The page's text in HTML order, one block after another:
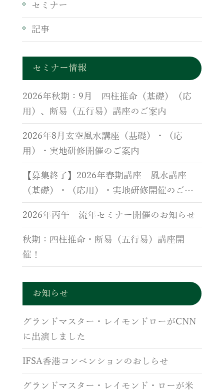
セミナー
記事
セミナー情報
2026年秋期：9月 四柱推命（基礎）（応
用）、断易（五行易）講座のご案内
2026年8月玄空風水講座（基礎）・（応
用）・実地研修開催のご案内
【募集終了】2026年春期講座 風水講座
（基礎）・（応用）・実地研修開催のご案
内
2026年丙午 流年セミナー開催のお知らせ
秋期：四柱推命・断易（五行易）講座開
催！
お知らせ
グランドマスター・レイモンドローがCNN
に出演しました
IFSA香港コンベンションのおしらせ
グランドマスター・レイモンド・ローが米